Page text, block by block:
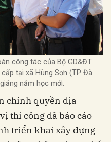
công tác của Bộ GD&ĐT
tại xã Hùng Sơn (TP Đà
năm học mới.
chính quyền địa
thi công đã báo cáo
triển khai xây dựng